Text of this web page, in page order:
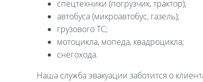
спецтехники (погрузчик, трактор);
автобуса (микроавтобус, газель);
грузового ТС;
мотоцикла, мопеда, квадроцикла;
снегохода.
Наша служба эвакуации заботится о